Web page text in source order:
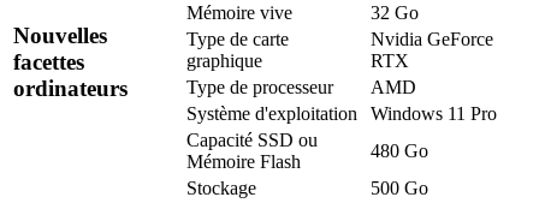
Nouvelles
facettes
ordinateurs
Mémoire vive
32 Go
Type de carte
graphique
Nvidia GeForce
RTX
Type de processeur
AMD
Système d'exploitation
Windows 11 Pro
Capacité SSD ou
Mémoire Flash
480 Go
Stockage
500 Go